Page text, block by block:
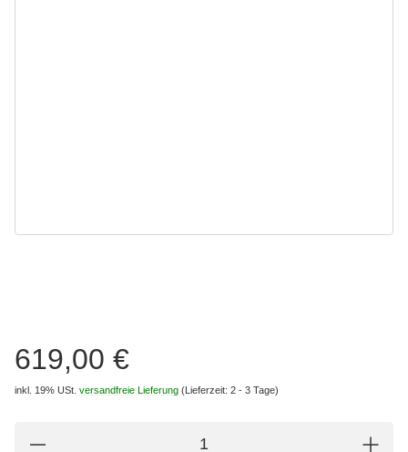
619,00 €
inkl. 19% USt. versandfreie Lieferung (Lieferzeit: 2 - 3 Tage)